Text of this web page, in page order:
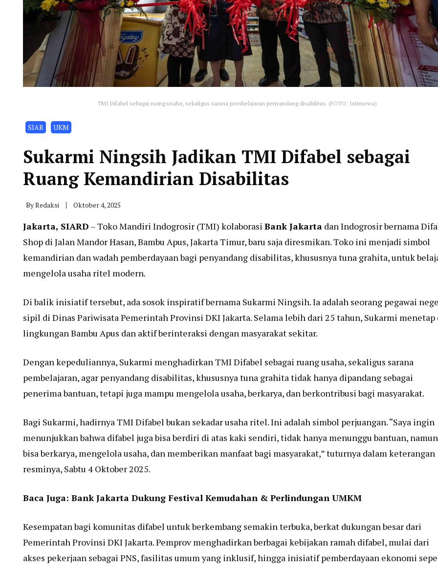
TMI Difabel sebagai ruang usaha, sekaligus sarana pembelajaran penyandang disabilitas. (FOTO: Istimewa)
SIAR UKM
Sukarmi Ningsih Jadikan TMI Difabel sebagai
Ruang Kemandirian Disabilitas
ByRedaksi Oktober 4, 2025
Jakarta, SIARD – Toko Mandiri Indogrosir (TMI) kolaborasi Bank Jakarta dan Indogrosir bernama
Shop di Jalan Mandor Hasan, Bambu Apus, Jakarta Timur, baru saja diresmikan. Toko ini menjadi simbol
kemandirian dan wadah pemberdayaan bagi penyandang disabilitas, khususnya tuna grahita, untuk
mengelola usaha ritel modern.
Di balik inisiatif tersebut, ada sosok inspiratif bernama Sukarmi Ningsih. Ia adalah seorang pegawai
sipil di Dinas Pariwisata Pemerintah Provinsi DKI Jakarta. Selama lebih dari 25 tahun, Sukarmi menetap
lingkungan Bambu Apus dan aktif berinteraksi dengan masyarakat sekitar.
Dengan kepeduliannya, Sukarmi menghadirkan TMI Difabel sebagai ruang usaha, sekaligus sarana
pembelajaran, agar penyandang disabilitas, khususnya tuna grahita tidak hanya dipandang sebagai
penerima bantuan, tetapi juga mampu mengelola usaha, berkarya, dan berkontribusi bagi masyarakat.
Bagi Sukarmi, hadirnya TMI Difabel bukan sekadar usaha ritel. Ini adalah simbol perjuangan. “Saya ingin
menunjukkan bahwa difabel juga bisa berdiri di atas kaki sendiri, tidak hanya menunggu bantuan, namun
bisa berkarya, mengelola usaha, dan memberikan manfaat bagi masyarakat,” tuturnya dalam keterangan
resminya, Sabtu 4 Oktober 2025.
Baca Juga: Bank Jakarta Dukung Festival Kemudahan & Perlindungan UMKM
Kesempatan bagi komunitas difabel untuk berkembang semakin terbuka, berkat dukungan besar dari
Pemerintah Provinsi DKI Jakarta. Pemprov menghadirkan berbagai kebijakan ramah difabel, mulai dari
akses pekerjaan sebagai PNS, fasilitas umum yang inklusif, hingga inisiatif pemberdayaan ekonomi